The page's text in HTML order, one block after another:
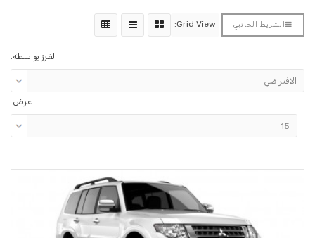
الشريط الجانبي Grid View:
الفرز بواسطة:
عرض: